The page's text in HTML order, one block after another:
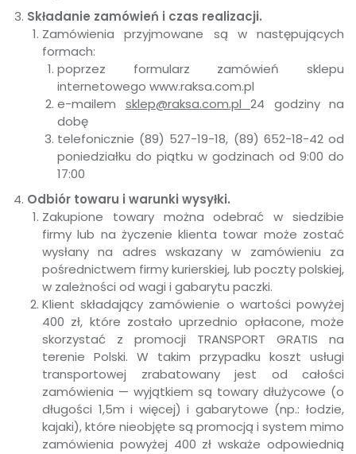
Składanie zamówień i czas realizacji.
Zamówienia przyjmowane są w następujących
formach:
poprzez formularz zamówień sklepu
internetowego www.raksa.com.pl
e-mailem sklep@raksa.com.pl 24 godziny na
dobę
telefonicznie (89) 527-19-18, (89) 652-18-42 od
poniedziałku do piątku w godzinach od 9:00 do
17:00
Odbiór towaru i warunki wysyłki.
Zakupione towary można odebrać w siedzibie
firmy lub na życzenie klienta towar może zostać
wysłany na adres wskazany w zamówieniu za
pośrednictwem firmy kurierskiej, lub poczty polskiej,
w zależności od wagi i gabarytu paczki.
Klient składający zamówienie o wartości powyżej
400 zł, które zostało uprzednio opłacone, może
skorzystać z promocji TRANSPORT GRATIS na
terenie Polski. W takim przypadku koszt usługi
transportowej zrabatowany jest od całości
zamówienia — wyjątkiem są towary dłużycowe (o
długości 1,5m i więcej) i gabarytowe (np.: łodzie,
kajaki), które nieobjęte są promocją i system mimo
zamówienia powyżej 400 zł wskaże odpowiednią